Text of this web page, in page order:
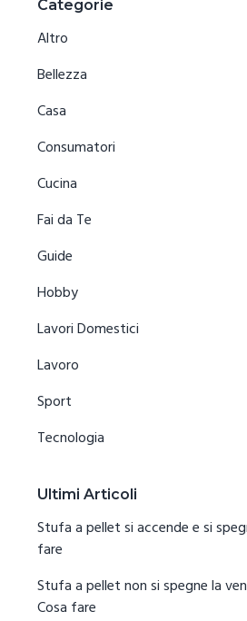
Primary
Sidebar
Categorie
Altro
Bellezza
Casa
Consumatori
Cucina
Fai da Te
Guide
Hobby
Lavori Domestici
Lavoro
Sport
Tecnologia
Ultimi Articoli
Stufa a pellet si accende e si
fare
Stufa a pellet non si spegne la
Cosa fare